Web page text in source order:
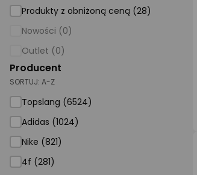
Sport i turystyka
Zabawki i dziecko
Supermarket
Strefa marek
Produkty z obniżoną ceną (28)
Nowości (0)
Outlet (0)
Producent
SORTUJ: A-Z
Topslang (6524)
Adidas (1024)
Nike (821)
4f (281)